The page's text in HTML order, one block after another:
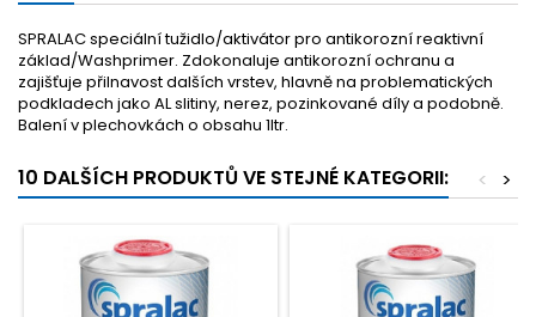
SPRALAC speciální tužidlo/aktivátor pro antikorozní reaktivní
základ/Washprimer. Zdokonaluje antikorozní ochranu a
zajišťuje přilnavost dalších vrstev, hlavně na problematických
podkladech jako AL slitiny, nerez, pozinkované díly a podobně.
Balení v plechovkách o obsahu 1ltr.
10 DALŠÍCH PRODUKTŮ VE STEJNÉ KATEGORII: >
<